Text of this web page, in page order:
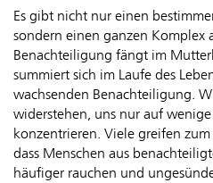
Es gibt nicht nur einen
sondern einen ganzen Komplex
Benachteiligung fängt im
summiert sich im Laufe des
wachsenden Benachteiligung.
widerstehen, uns nur auf wenige
konzentrieren. Viele greifen zum
dass Menschen aus
häufiger rauchen und